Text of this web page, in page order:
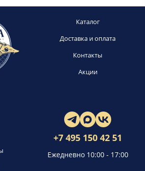
Каталог
Доставка и оплата
Контакты
Акции
+7 495 150 42 51
Ежедневно 10:00 - 17:00